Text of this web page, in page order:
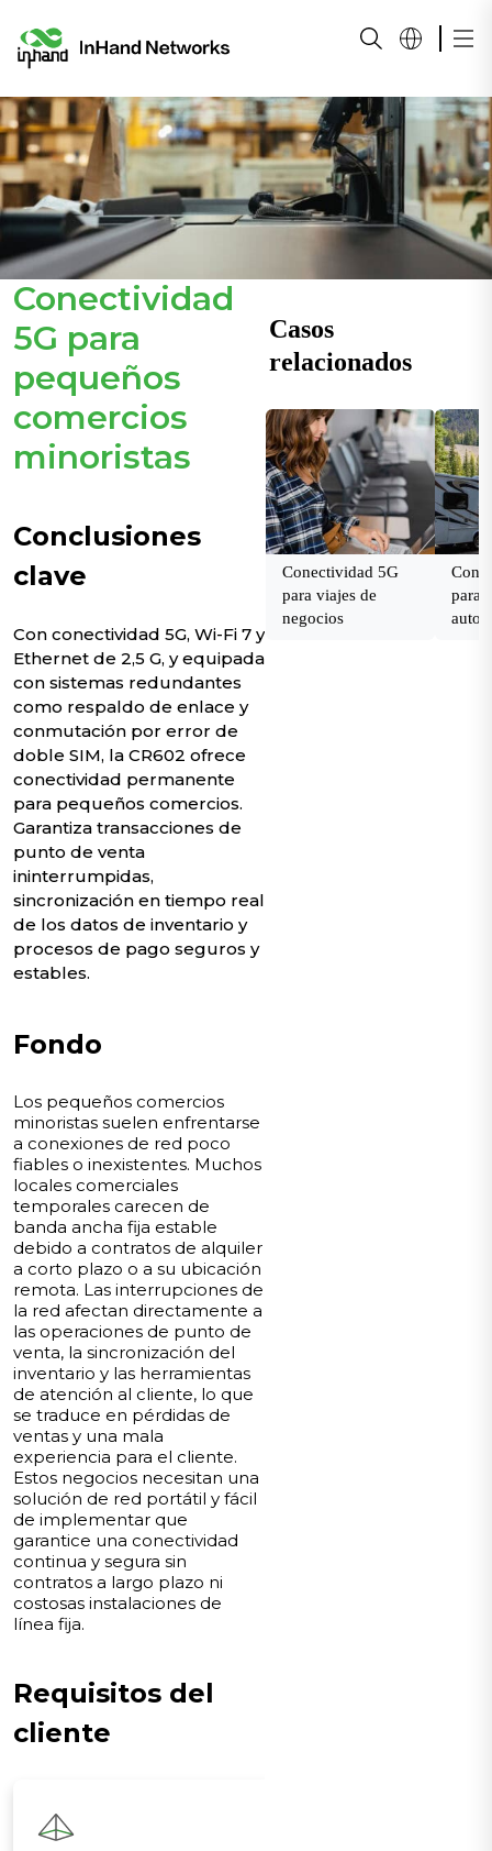
Conectividad
5G para
pequeños
comercios
minoristas
Conclusiones
clave
Con conectividad 5G, Wi-Fi 7 y
Ethernet de 2,5 G, y equipada
con sistemas redundantes
como respaldo de enlace y
conmutación por error de
doble SIM, la CR602 ofrece
conectividad permanente
para pequeños comercios.
Garantiza transacciones de
punto de venta
ininterrumpidas,
sincronización en tiempo real
de los datos de inventario y
procesos de pago seguros y
estables.
Fondo
Los pequeños comercios
minoristas suelen enfrentarse
a conexiones de red poco
fiables o inexistentes. Muchos
locales comerciales
temporales carecen de
banda ancha fija estable
debido a contratos de alquiler
a corto plazo o a su ubicación
remota. Las interrupciones de
la red afectan directamente a
las operaciones de punto de
venta, la sincronización del
inventario y las herramientas
de atención al cliente, lo que
se traduce en pérdidas de
ventas y una mala
experiencia para el cliente.
Estos negocios necesitan una
solución de red portátil y fácil
de implementar que
garantice una conectividad
continua y segura sin
contratos a largo plazo ni
costosas instalaciones de
línea fija.
Requisitos del
cliente
Casos
relacionados
Conectividad 5G
para viajes de
negocios
para